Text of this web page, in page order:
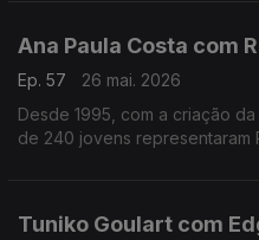
Ana Paula Costa com
Ep. 57
26 mai. 2026
Desde 1995, com a criação
de 240 jovens representaram
Tuniko Goulart com